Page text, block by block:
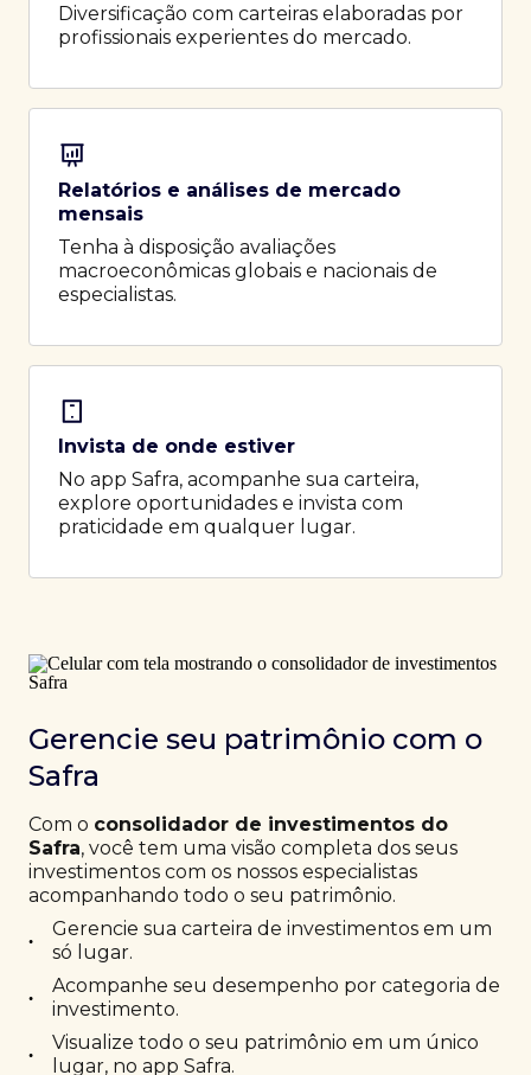
Diversificação com carteiras elaboradas por
profissionais experientes do mercado.
Relatórios e análises de mercado
mensais
Tenha à disposição avaliações
macroeconômicas globais e nacionais de
especialistas.
Invista de onde estiver
No app Safra, acompanhe sua carteira,
explore oportunidades e invista com
praticidade em qualquer lugar.
Gerencie seu patrimônio com o
Safra
Com o consolidador de investimentos do
Safra, você tem uma visão completa dos seus
investimentos com os nossos especialistas
acompanhando todo o seu patrimônio.
•
Gerencie sua carteira de investimentos em um
só lugar.
•
Acompanhe seu desempenho por categoria de
investimento.
•
Visualize todo o seu patrimônio em um único
lugar, no app Safra.